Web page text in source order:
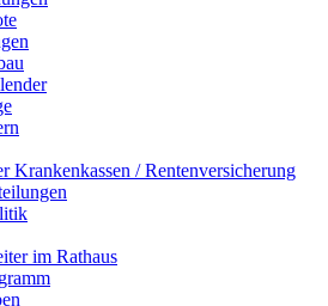
Krankenkassen / Rentenversicherung
im Rathaus